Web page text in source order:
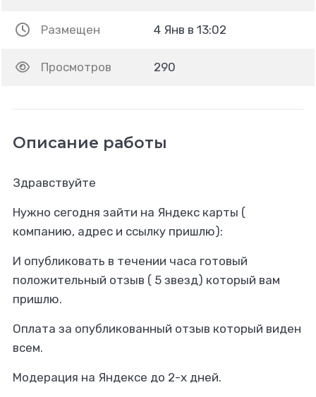
Размещен 4 Янв в 13:02
Просмотров 290
Описание работы
Здравствуйте
Нужно сегодня зайти на Яндекс карты (
компанию, адрес и ссылку пришлю):
И опубликовать в течении часа готовый
положительный отзыв ( 5 звезд) который вам
пришлю.
Оплата за опубликованный отзыв который виден
всем.
Модерация на Яндексе до 2-х дней.